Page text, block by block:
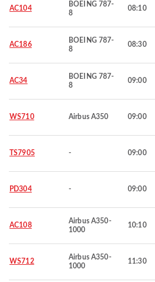
AC104
BOEING 787-
8
08:10
AC186
BOEING 787-
8
08:30
AC34
BOEING 787-
8
09:00
WS710 Airbus A350 09:00
TS7905 - 09:00
PD304 - 09:00
AC108
Airbus A350-
1000
10:10
WS712
Airbus A350-
1000
11:30